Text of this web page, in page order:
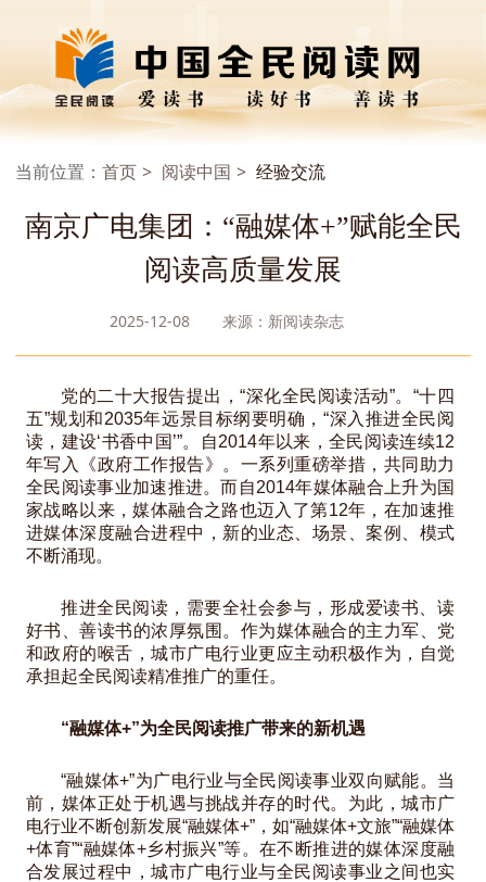
当前位置： 首页 阅读中国 经验交流
南京广电集团：“融媒体+”赋能全民
阅读高质量发展
2025-12-08 来源：新阅读杂志
党的二十大报告提出，“深化全民阅读活动”。“十四
五”规划和2035年远景目标纲要明确，“深入推进全民阅
读，建设‘书香中国’”。自2014年以来，全民阅读连续12
年写入《政府工作报告》。一系列重磅举措，共同助力
全民阅读事业加速推进。而自2014年媒体融合上升为国
家战略以来，媒体融合之路也迈入了第12年，在加速推
进媒体深度融合进程中，新的业态、场景、案例、模式
不断涌现。
推进全民阅读，需要全社会参与，形成爱读书、读
好书、善读书的浓厚氛围。作为媒体融合的主力军、党
和政府的喉舌，城市广电行业更应主动积极作为，自觉
承担起全民阅读精准推广的重任。
“融媒体+”为全民阅读推广带来的新机遇
“融媒体+”为广电行业与全民阅读事业双向赋能。当
前，媒体正处于机遇与挑战并存的时代。为此，城市广
电行业不断创新发展“融媒体+”，如“融媒体+文旅”“融媒体
+体育”“融媒体+乡村振兴”等。在不断推进的媒体深度融
合发展过程中，城市广电行业与全民阅读事业之间也实